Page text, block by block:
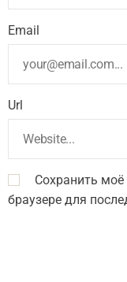
Email
Url
Сохранить
браузере для